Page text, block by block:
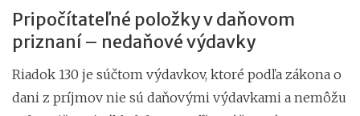
Pripočítateľné položky v daňovom
priznaní – nedaňové výdavky
Riadok 130 je súčtom výdavkov, ktoré podľa zákona o
dani z príjmov nie sú daňovými výdavkami a nemôžu